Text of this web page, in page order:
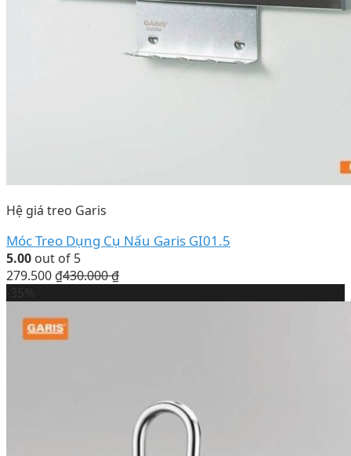
Hệ giá treo Garis
Móc Treo Dụng Cụ Nấu Garis GI01.5
5.00 out of 5
279.500 ₫430.000₫